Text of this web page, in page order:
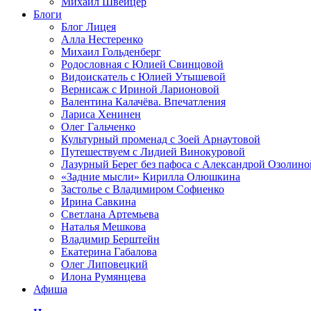
Блоги
Блог Лицея
Алла Нестеренко
Михаил Гольденберг
Родословная с Юлией Свинцовой
Видоискатель с Юлией Утышевой
Вернисаж с Ириной Ларионовой
Валентина Калачёва. Впечатления
Лариса Хенинен
Олег Гальченко
Культурный променад с Зоей Арнаутовой
Путешествуем с Лидией Винокуровой
Лазурный Берег без пафоса с Александрой
«Задние мысли» Кирилла Олюшкина
Застолье с Владимиром Софиенко
Ирина Савкина
Светлана Артемьева
Наталья Мешкова
Владимир Берштейн
Екатерина Габалова
Олег Липовецкий
Илона Румянцева
Афиша